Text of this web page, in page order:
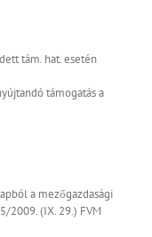
tám. hat. esetén
támogatás a
a mezőgazdasági
2009. (IX. 29.) FVM